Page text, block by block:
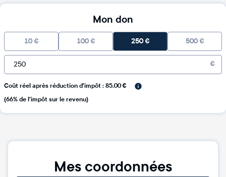
Mon don
10 € 100 € 250€ 500 €
€
Coût réel après réduction d'impôt : 85.00 €
(66% de l'impôt sur le revenu)
Mes coordonnées